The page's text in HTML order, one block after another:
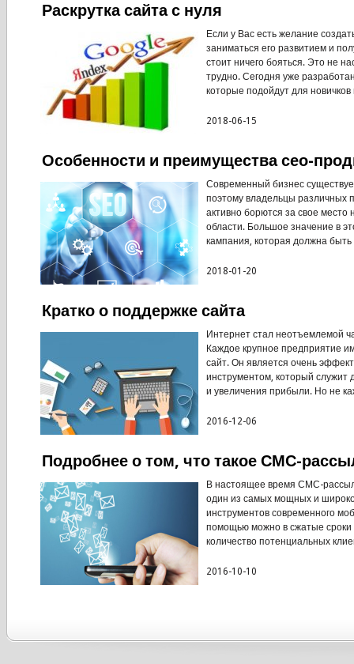
Раскрутка сайта с нуля
Если у Вас есть желание
заниматься его развитием и
стоит ничего бояться. Это не
трудно. Сегодня уже
которые подойдут для новичков
2018-06-15
Особенности и преимущества сео-
Современный бизнес
поэтому владельцы различных
активно борются за свое место
области. Большое значение в
кампания, которая должна быть
2018-01-20
Кратко о поддержке сайта
Интернет стал неотъемлемой
Каждое крупное предприятие
сайт. Он является очень
инструментом, который служит
и увеличения прибыли. Но не
2016-12-06
Подробнее о том, что такое СМС-
В настоящее время СМС-
один из самых мощных и
инструментов современного
помощью можно в сжатые сроки
количество потенциальных
2016-10-10